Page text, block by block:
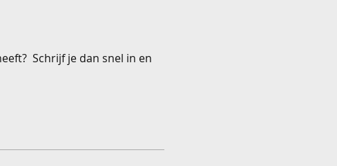
Schrijf je dan snel in en